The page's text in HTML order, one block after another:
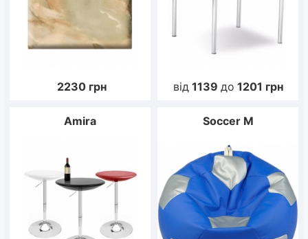
2230 грн від 1139 до 1201 грн
Amira Soccer M